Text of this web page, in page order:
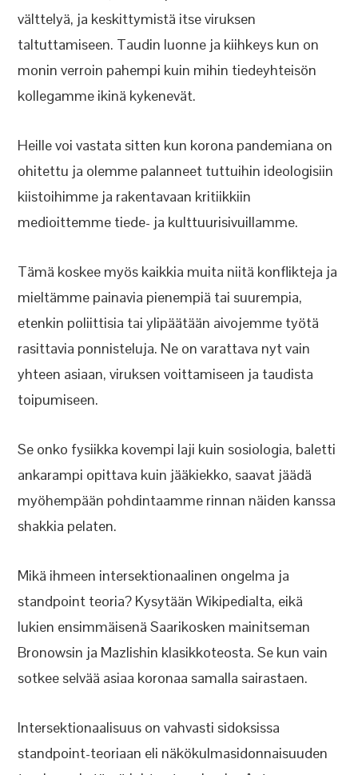
välttelyä, ja keskittymistä itse viruksen
taltuttamiseen. Taudin luonne ja kiihkeys kun on
monin verroin pahempi kuin mihin tiedeyhteisön
kollegamme ikinä kykenevät.
Heille voi vastata sitten kun korona pandemiana on
ohitettu ja olemme palanneet tuttuihin ideologisiin
kiistoihimme ja rakentavaan kritiikkiin
medioittemme tiede- ja kulttuurisivuillamme.
Tämä koskee myös kaikkia muita niitä konflikteja ja
mieltämme painavia pienempiä tai suurempia,
etenkin poliittisia tai ylipäätään aivojemme työtä
rasittavia ponnisteluja. Ne on varattava nyt vain
yhteen asiaan, viruksen voittamiseen ja taudista
toipumiseen.
Se onko fysiikka kovempi laji kuin sosiologia, baletti
ankarampi opittava kuin jääkiekko, saavat jäädä
myöhempään pohdintaamme rinnan näiden kanssa
shakkia pelaten.
Mikä ihmeen intersektionaalinen ongelma ja
standpoint teoria? Kysytään Wikipedialta, eikä
lukien ensimmäisenä Saarikosken mainitseman
Bronowsin ja Mazlishin klasikkoteosta. Se kun vain
sotkee selvää asiaa koronaa samalla sairastaen.
Intersektionaalisuus on vahvasti sidoksissa
standpoint-teoriaan eli näkökulmasidonnaisuuden